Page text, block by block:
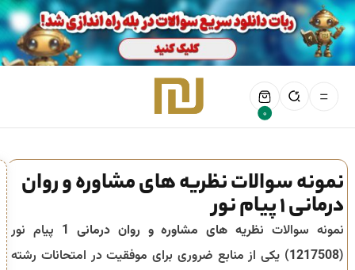
0
نمونه سوالات نظریه های مشاوره و روان
درمانی 1 پیام نور
نمونه سوالات نظریه های مشاوره و روان درمانی 1
پیام نور
(
1217508) یکی از منابع ضروری برای موفقیت در امتحانات رشته